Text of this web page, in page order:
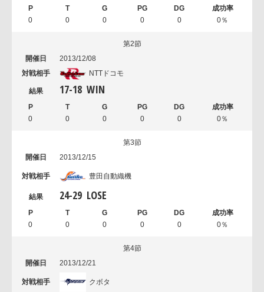
0 0 0 0 0 0％
第2節
2013/12/08
NTTドコモ
17-18 WIN
0 0 0 0 0 0％
第3節
2013/12/15
豊田自動織機
24-29 LOSE
0 0 0 0 0 0％
第4節
2013/12/21
クボタ